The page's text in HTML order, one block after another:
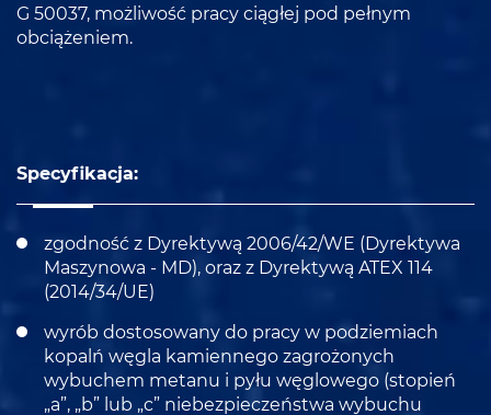
G 50037, możliwość pracy ciągłej pod pełnym
obciążeniem.
Specyfikacja:
zgodność z Dyrektywą 2006/42/WE (Dyrektywa
Maszynowa - MD), oraz z Dyrektywą ATEX 114
(2014/34/UE)
wyrób dostosowany do pracy w podziemiach
kopalń węgla kamiennego zagrożonych
wybuchem metanu i pyłu węglowego (stopień
„a”, „b” lub „c” niebezpieczeństwa wybuchu